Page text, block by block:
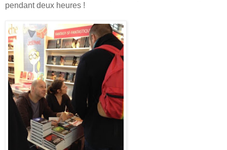
pendant deux heures !